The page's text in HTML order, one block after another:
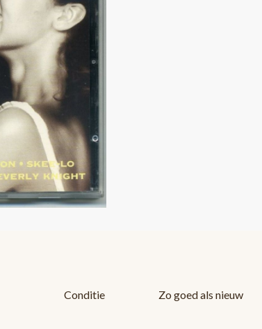
Conditie Zo goed als nieuw